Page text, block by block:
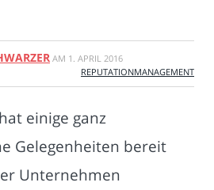
AM 1. APRIL 2016
REPUTATIONMANAGEMENT
einige ganz
Gelegenheiten bereit
Unternehmen